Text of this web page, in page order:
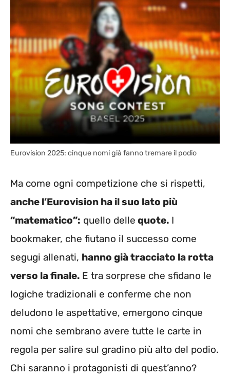
Eurovision 2025: cinque nomi già fanno tremare il podio
Ma come ogni competizione che si rispetti,
anche l’Eurovision ha il suo lato più
“matematico”: quello delle quote. I
bookmaker, che fiutano il successo come
segugi allenati, hanno già tracciato la rotta
verso la finale. E tra sorprese che sfidano le
logiche tradizionali e conferme che non
deludono le aspettative, emergono cinque
nomi che sembrano avere tutte le carte in
regola per salire sul gradino più alto del podio.
Chi saranno i protagonisti di quest’anno?